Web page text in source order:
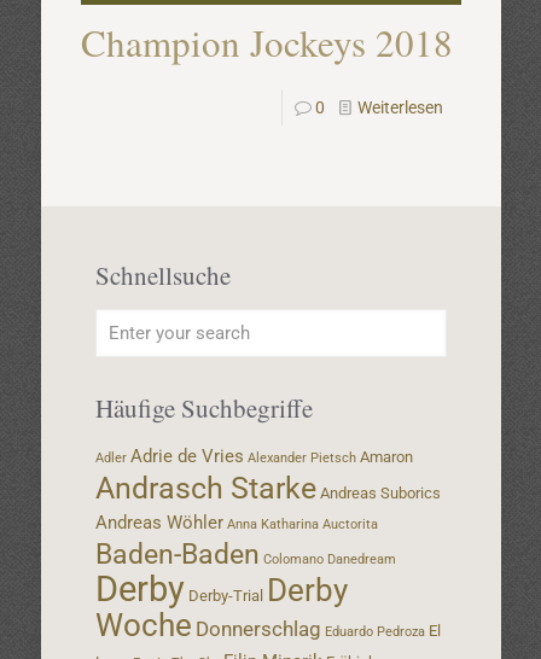
Champion Jockeys 2018
0 Weiterlesen
Schnellsuche
Häufige Suchbegriffe
Adler Adrie de Vries Alexander Pietsch Amaron
Andrasch Starke Andreas Suborics
Andreas Wöhler Anna Katharina Auctorita
Baden-Baden Colomano Danedream
Derby Derby-Trial Derby
Woche Donnerschlag Eduardo Pedroza El